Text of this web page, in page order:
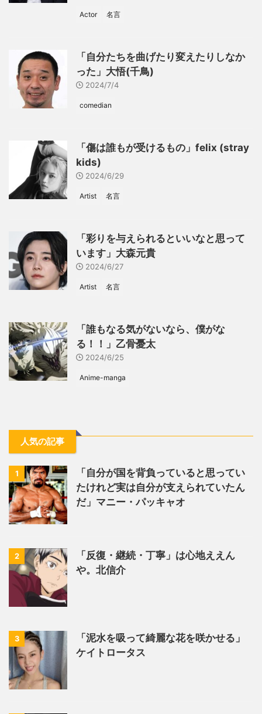
Actor 名言
「自分たちを曲げたり変えたりしなか
った」大悟(千鳥)
2024/7/4
comedian
「傷は誰もが受けるもの」felix (stray
kids)
2024/6/29
Artist 名言
「彩りを与えられるといいなと思って
います」大森元貴
2024/6/27
Artist 名言
「誰もなる気がないなら、僕がな
る！！」乙骨憂太
2024/6/25
Anime-manga
人気の記事
1
「自分が国を背負っていると思ってい
たけれど実は自分が支えられていたん
だ」マニー・パッキャオ
2
「反復・継続・丁寧」は心地ええん
や。北信介
3
「泥水を吸って綺麗な花を咲かせる」
ケイトロータス